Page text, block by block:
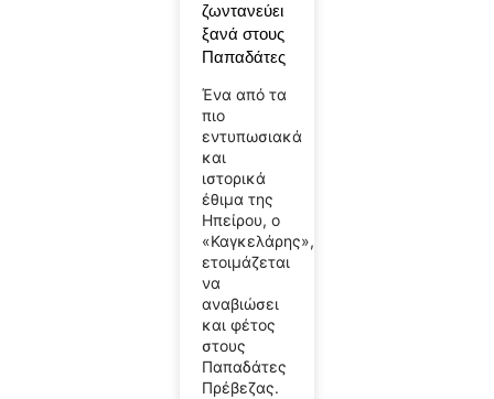
ζωντανεύει
ξανά στους
Παπαδάτες
Ένα από τα
πιο
εντυπωσιακά
και
ιστορικά
έθιμα της
Ηπείρου, ο
«Καγκελάρης»,
ετοιμάζεται
να
αναβιώσει
και φέτος
στους
Παπαδάτες
Πρέβεζας.